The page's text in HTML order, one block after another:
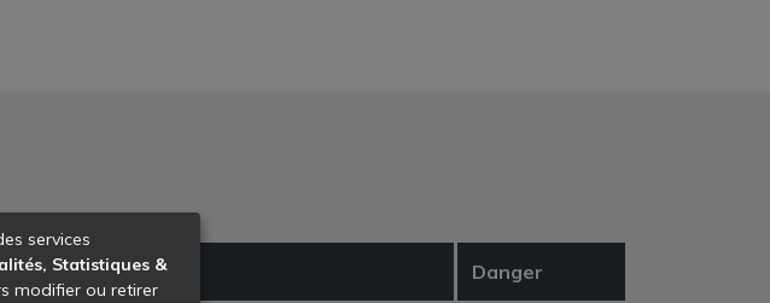
Danger
services
Statistiques &
modifier ou retirer